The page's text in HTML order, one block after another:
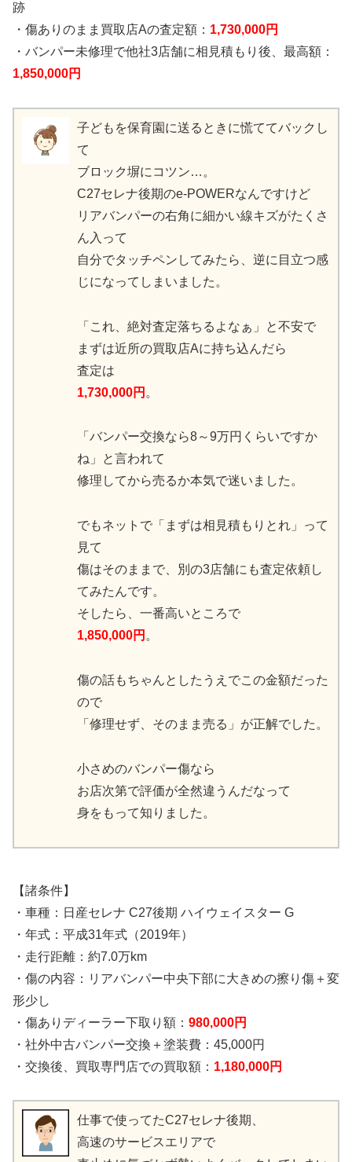
跡
・傷ありのまま買取店Aの査定額： 1,730,000円
・バンパー未修理で他社3店舗に相見積もり後、最高額：
1,850,000円
子どもを保育園に送るときに慌ててバックし
て
ブロック塀にコツン…。
C27セレナ後期のe-POWERなんですけど
リアバンパーの右角に細かい線キズがたくさ
ん入って
自分でタッチペンしてみたら、逆に目立つ感
じになってしまいました。
「これ、絶対査定落ちるよなぁ」と不安で
まずは近所の買取店Aに持ち込んだら
査定は
1,730,000円 。
「バンパー交換なら8～9万円くらいですか
ね」と言われて
修理してから売るか本気で迷いました。
でもネットで「まずは相見積もりとれ」って
見て
傷はそのままで、別の3店舗にも査定依頼し
てみたんです。
そしたら、一番高いところで
1,850,000円 。
傷の話もちゃんとしたうえでこの金額だった
ので
「修理せず、そのまま売る」が正解でした。
小さめのバンパー傷なら
お店次第で評価が全然違うんだなって
身をもって知りました。
【諸条件】
・車種：日産セレナ C27後期 ハイウェイスター G
・年式：平成31年式（2019年）
・走行距離：約7.0万km
・傷の内容：リアバンパー中央下部に大きめの擦り傷＋変
形少し
・傷ありディーラー下取り額： 980,000円
・社外中古バンパー交換＋塗装費：45,000円
・交換後、買取専門店での買取額： 1,180,000円
仕事で使ってたC27セレナ後期、
高速のサービスエリアで